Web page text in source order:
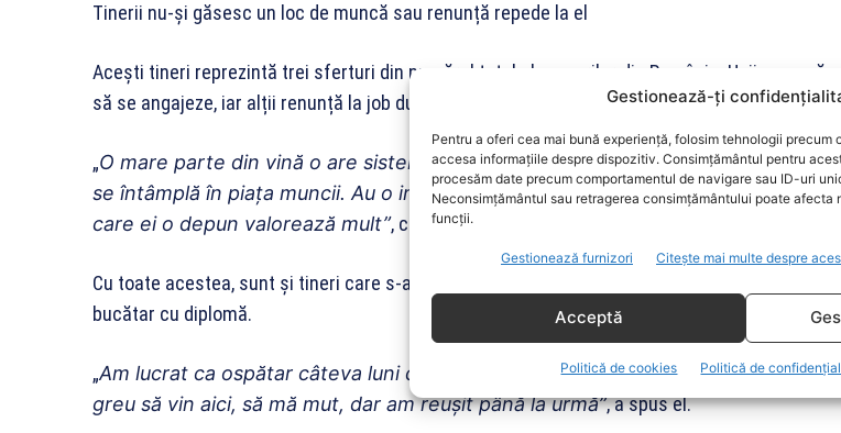
Gestionează-ți
Pentru a oferi cea mai bună experiență, folosim tehnologii
accesa informațiile despre dispozitiv. Consimțământul pentru
procesăm date precum comportamentul de navigare sau ID-uri
Neconsimțământul sau retragerea consimțământului poate
funcții.
Gestionează furnizori Citește mai multe despre
Acceptă
Politică de cookies Politică de
Tinerii nu-și găsesc un loc de muncă sau renunță repede la el
Acești tineri reprezintă trei sferturi din numărul total al șomerilor din România. Unii spun că
să se angajeze, iar alții renunță la job după câteva săptămâni de probă.
„O mare parte din vină o are sistemul de educație, care nu pregătește tinerii
se întâmplă în piața muncii. Au o impresie foarte bună despre ei, consideră că
care ei o depun valorează mult”, consideră Leonard Barcsa, consultant recrutare.
Cu toate acestea, sunt și tineri care s-au adaptat cerințelor pieței. Ciprian, în vârstă de 24 de
bucătar cu diplomă.
„Am lucrat ca ospătar câteva luni de zile și după mi-am dorit în bucătărie. Mi-a
greu să vin aici, să mă mut, dar am reușit până la urmă”, a spus el.